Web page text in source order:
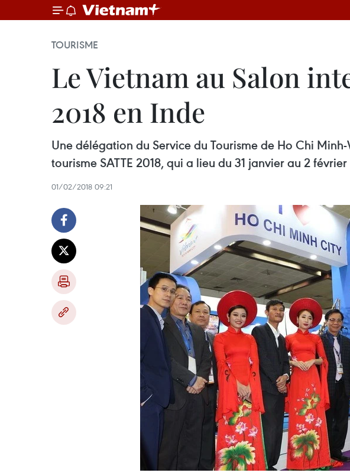
TOURISME
Le Vietnam au Salon
2018 en Inde
Une délégation du Service du Tourisme de Ho Chi
tourisme SATTE 2018, qui a lieu du 31 janvier au 2
01/02/2018 09:21